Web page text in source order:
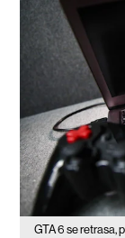
GTA 6 se retrasa,